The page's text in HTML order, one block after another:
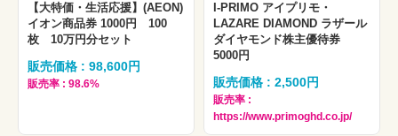
【大特価・生活応援】(AEON)
イオン商品券 1000円 100
枚 10万円分セット
販売価格 : 98,600円
販売率 : 98.6%
I-PRIMO アイプリモ・
LAZARE DIAMOND ラザール
ダイヤモンド株主優待券
5000円
販売価格 : 2,500円
販売率 :
https://www.primoghd.co.jp/